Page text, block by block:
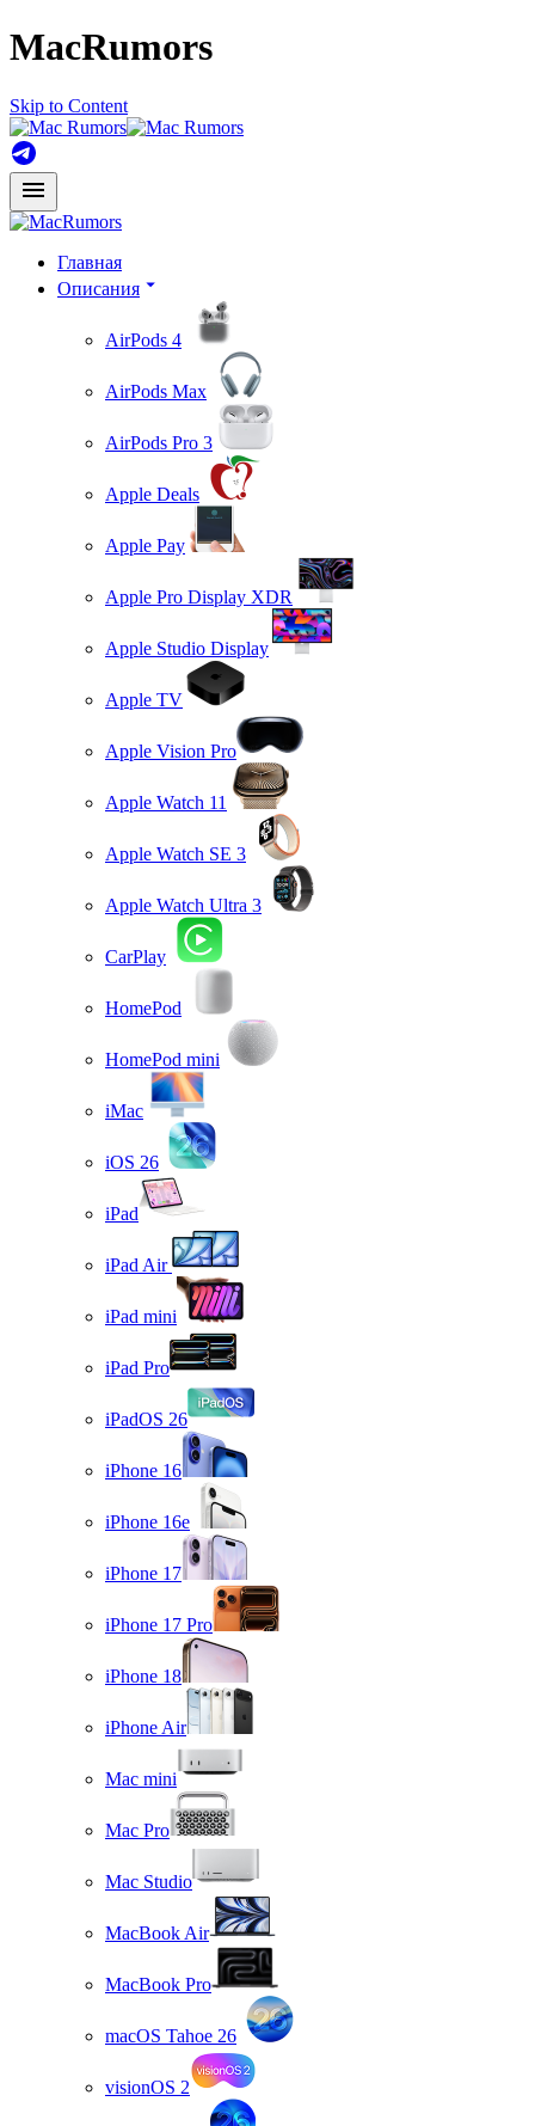
MacRumors
Skip to Content
Главная
Описания
AirPods 4
AirPods Max
AirPods Pro 3
Apple Deals
Apple Pay
Apple Pro Display XDR
Apple Studio Display
Apple TV
Apple Vision Pro
Apple Watch 11
Apple Watch SE 3
Apple Watch Ultra 3
CarPlay
HomePod
HomePod mini
iMac
iOS 26
iPad
iPad Air
iPad mini
iPad Pro
iPadOS 26
iPhone 16
iPhone 16e
iPhone 17
iPhone 17 Pro
iPhone 18
iPhone Air
Mac mini
Mac Pro
Mac Studio
MacBook Air
MacBook Pro
macOS Tahoe 26
visionOS 2